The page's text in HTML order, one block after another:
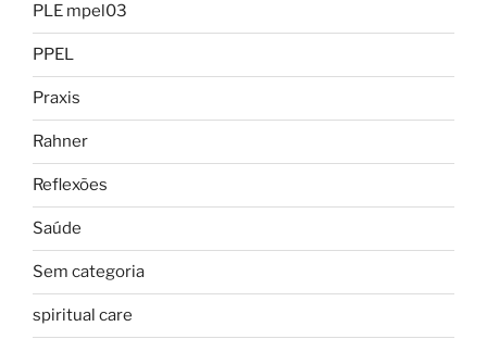
PLE mpel03
PPEL
Praxis
Rahner
Reflexões
Saúde
Sem categoria
spiritual care